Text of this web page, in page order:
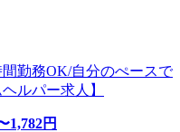
勤務OK/自分のぺースで
ルパー求人】
1,782円